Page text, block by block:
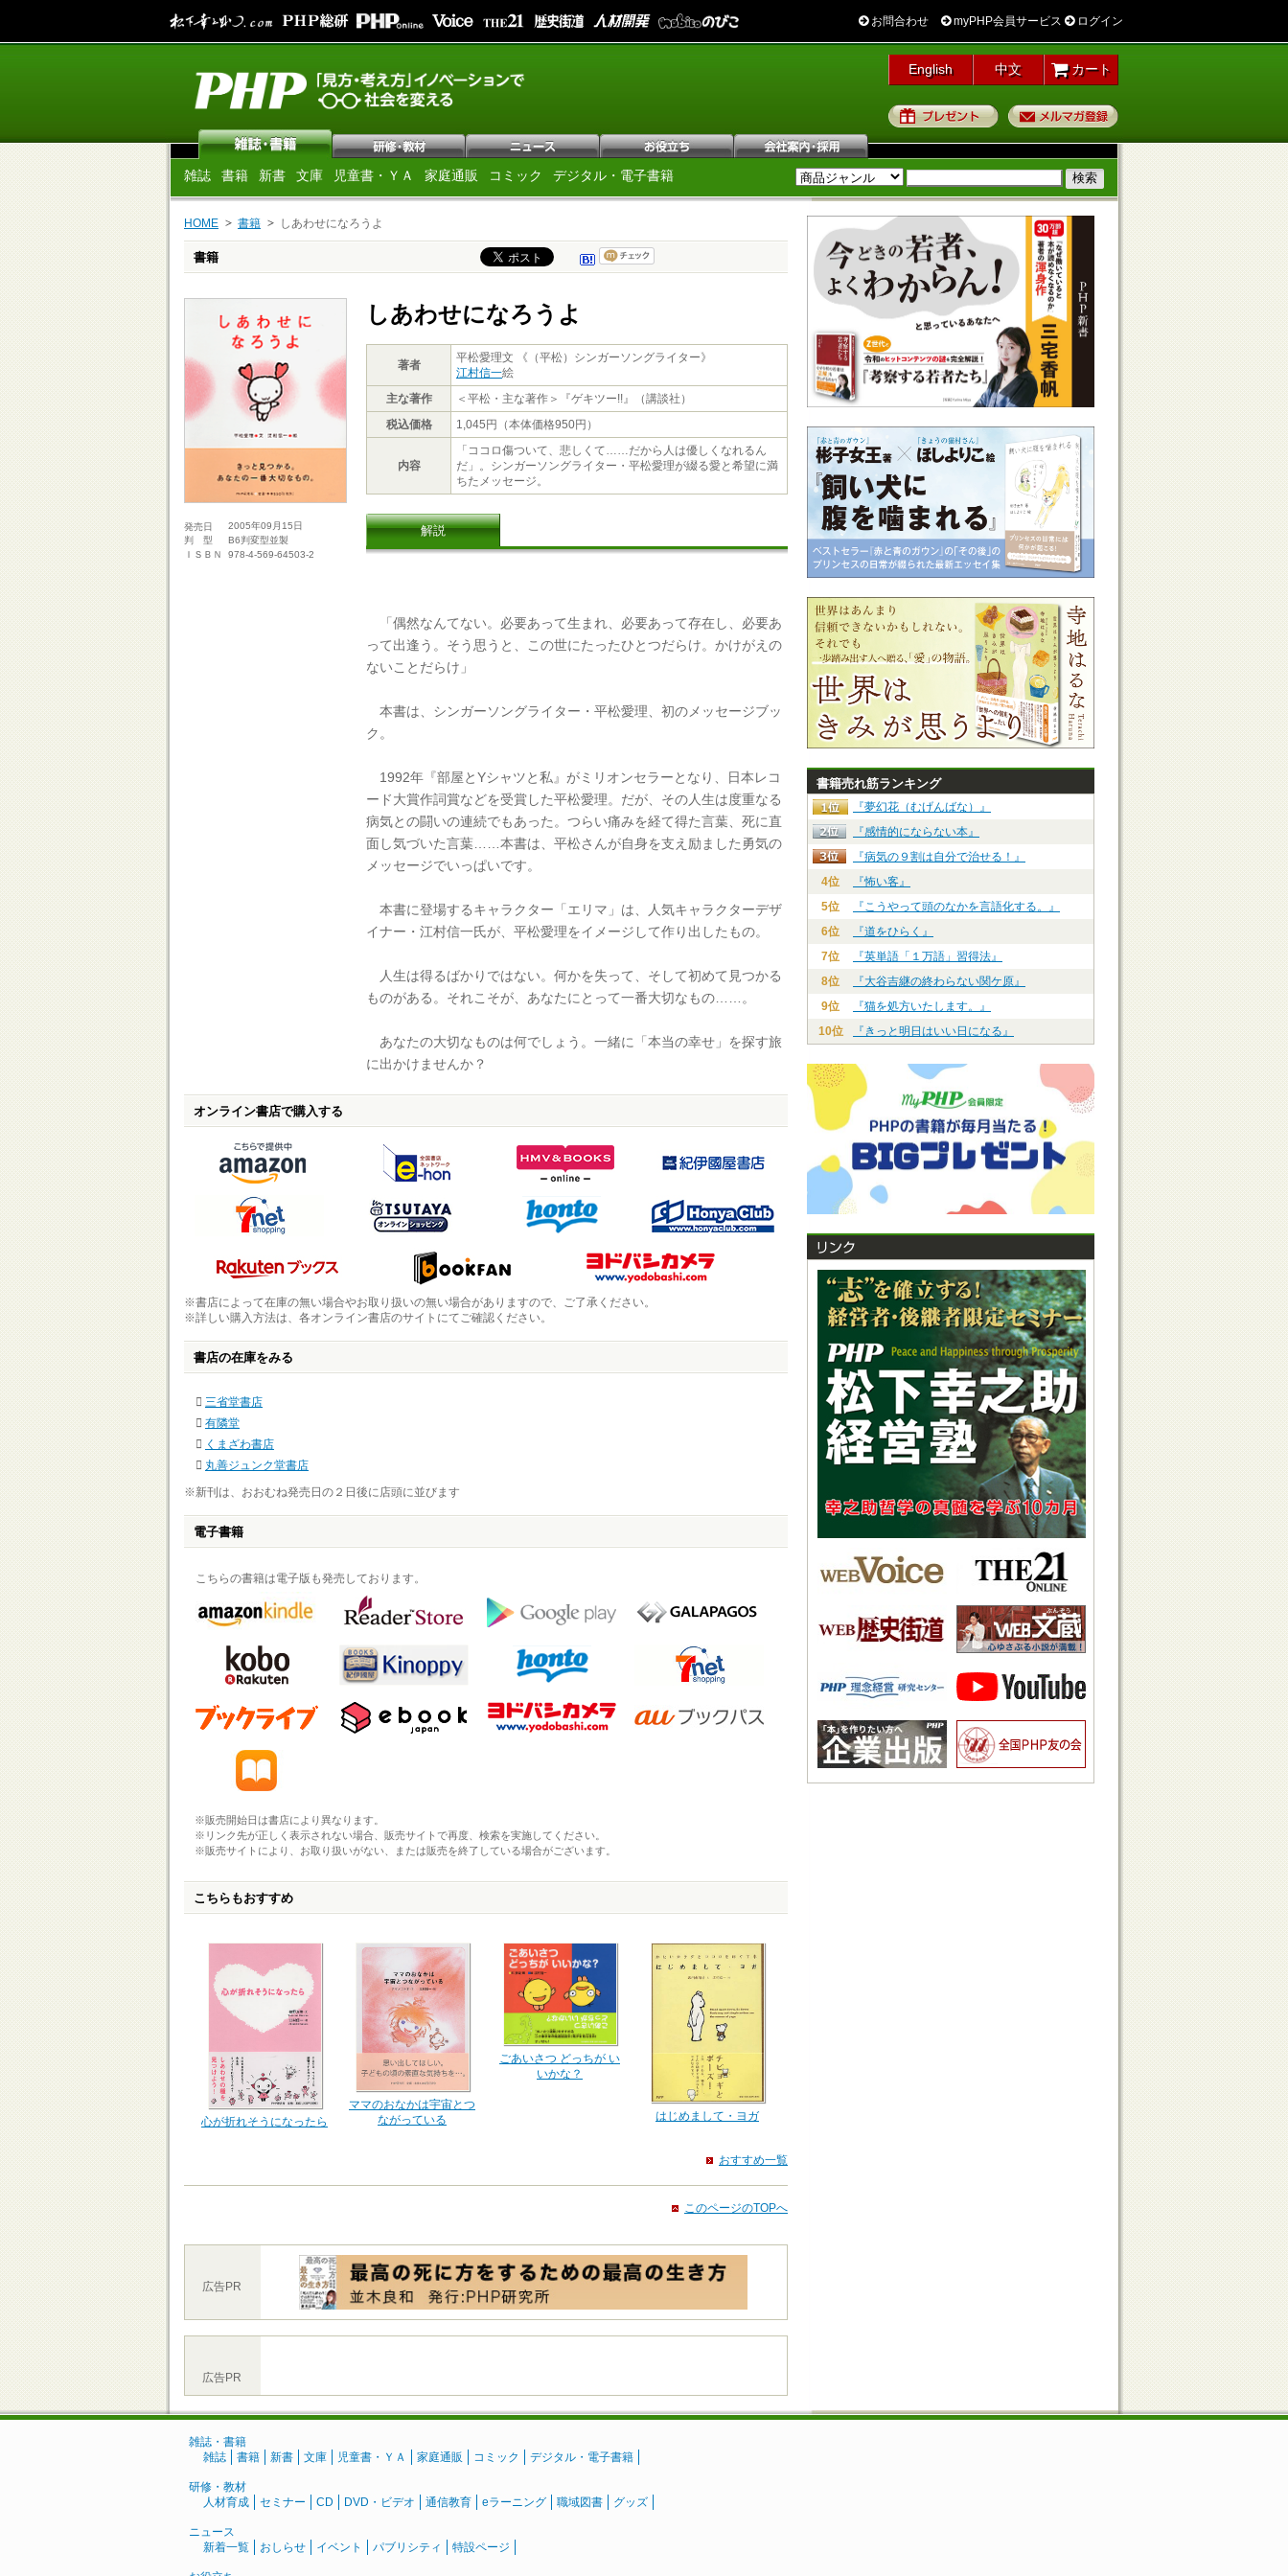
お問合わせ myPHP会員サービス ログイン
English 中文 カート
プレゼント
雑誌 書籍 新書 文庫 児童書・ＹＡ 家庭通販 コミック デジタル・電子書籍
HOME 書籍 しあわせになろうよ
書籍
発売日
2005年09月15日
判 型
B6判変型並製
ＩＳＢＮ
978-4-569-64503-2
しあわせになろうよ
著者
平松愛理文 《（平松）シンガーソングライター》
江村信一絵
主な著作
＜平松・主な著作＞『ゲキツー!!』（講談社）
税込価格
1,045円（本体価格950円）
内容
「ココロ傷ついて、悲しくて……だから人は優しくなれるん
だ」。シンガーソングライター・平松愛理が綴る愛と希望に満
ちたメッセージ。
解説
「偶然なんてない。必要あって生まれ、必要あって存在し、必要あ
って出逢う。そう思うと、この世にたったひとつだらけ。かけがえの
ないことだらけ」
本書は、シンガーソングライター・平松愛理、初のメッセージブッ
ク。
1992年『部屋とYシャツと私』がミリオンセラーとなり、日本レコ
ード大賞作詞賞などを受賞した平松愛理。だが、その人生は度重なる
病気との闘いの連続でもあった。つらい痛みを経て得た言葉、死に直
面し気づいた言葉……本書は、平松さんが自身を支え励ました勇気の
メッセージでいっぱいです。
本書に登場するキャラクター「エリマ」は、人気キャラクターデザ
イナー・江村信一氏が、平松愛理をイメージして作り出したもの。
人生は得るばかりではない。何かを失って、そして初めて見つかる
ものがある。それこそが、あなたにとって一番大切なもの……。
あなたの大切なものは何でしょう。一緒に「本当の幸せ」を探す旅
に出かけませんか？
オンライン書店で購入する
※書店によって在庫の無い場合やお取り扱いの無い場合がありますので、ご了承ください。
※詳しい購入方法は、各オンライン書店のサイトにてご確認ください。
書店の在庫をみる
三省堂書店
有隣堂
くまざわ書店
丸善ジュンク堂書店
※新刊は、おおむね発売日の２日後に店頭に並びます
電子書籍
こちらの書籍は電子版も発売しております。
※販売開始日は書店により異なります。
※リンク先が正しく表示されない場合、販売サイトで再度、検索を実施してください。
※販売サイトにより、お取り扱いがない、または販売を終了している場合がございます。
こちらもおすすめ
心が折れそうになったら
ママのおなかは宇宙とつ
ながっている
ごあいさつ どっちが い
いかな？
はじめまして・ヨガ
おすすめ一覧
このページのTOPへ
広告PR
広告PR
書籍売れ筋ランキング
『夢幻花（むげんばな）』
『感情的にならない本』
『病気の９割は自分で治せる！』
4位
『怖い客』
5位
『こうやって頭のなかを言語化する。』
6位
『道をひらく』
7位
『英単語「１万語」習得法』
8位
『大谷吉継の終わらない関ケ原』
9位
『猫を処方いたします。』
10位
『きっと明日はいい日になる』
雑誌・書籍
雑誌
書籍 新書 文庫 児童書・ＹＡ 家庭通販 コミック デジタル・電子書籍
研修・教材
人材育成
セミナー CD DVD・ビデオ 通信教育 eラーニング 職域図書 グッズ
ニュース
新着一覧
おしらせ イベント パブリシティ 特設ページ